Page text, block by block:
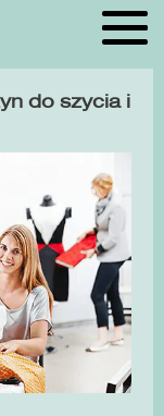
do szycia i